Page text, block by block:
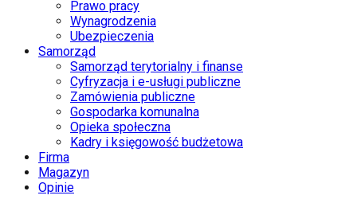
Prawo pracy
Wynagrodzenia
Ubezpieczenia
Samorząd
Samorząd terytorialny i finanse
Cyfryzacja i e-usługi publiczne
Zamówienia publiczne
Gospodarka komunalna
Opieka społeczna
Kadry i księgowość budżetowa
Firma
Magazyn
Opinie